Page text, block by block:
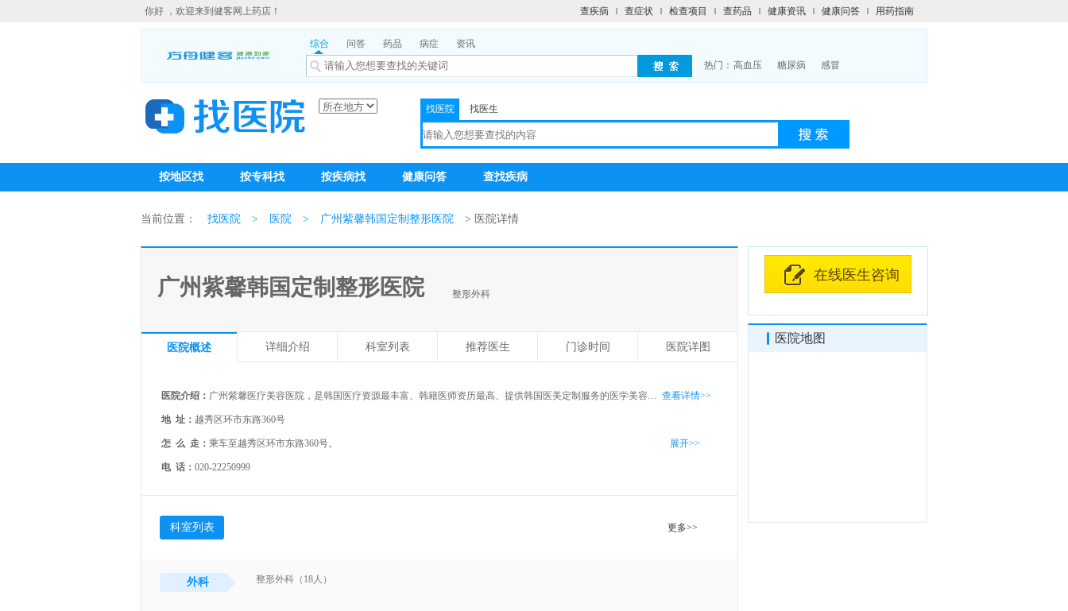
你好 ，欢迎来到健客网上药店！ 查疾病 查症状 检查项目 查药品 健康资讯 健康问答 用药指南
综合 问答 药品 病症
资讯
热门： 高血压 糖尿病 感冒
找医院 找医生
按地区找 按专科找 按疾病找 健康问答 查找疾病
当前位置： 找医院 > 医院 > 广州紫馨韩国定制整形医院 > 医院详情
广州紫馨韩国定制整形医院 整形外科
医院概述 详细介绍 科室列表 推荐医生 门诊时间 医院详图
医院介绍： 广州紫馨医疗美容医院，是韩国医疗资源最丰富、韩籍医师资历最高、提供韩国医美定制服务的医学美容机构。在韩国美容整形协会和韩国整形外科医师会的鼎力支持下，紫馨整合了中韩医学美容界权威和整形精英，融合了韩国技术优势和中国临床特点，为消费者提供全面的沟通诊断、准确的整形方案和有效的医疗服务。 查看详情>>
地 址： 越秀区环市东路360号
怎 么 走： 乘车至越秀区环市东路360号。 展开>>
电 话： 020-22250999
科室列表 更多>>
外科 整形外科（18人）
在线医生咨询
医院地图